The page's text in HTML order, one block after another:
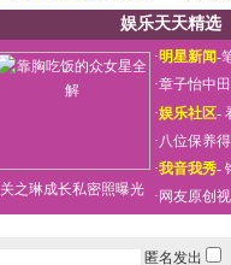
娱乐天天精选
关之琳成长私密照曝光
·明星新闻-
·章子怡中
·娱乐社区-
·八位保养
·我音我秀-
· 网友原创
匿名发出